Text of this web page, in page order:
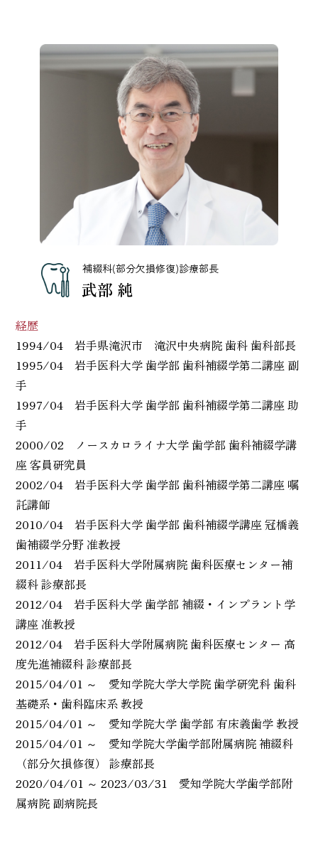
補綴科(部分欠損修復)診療部長
武部 純
経歴
1994/04 岩手県滝沢市 滝沢中央病院 歯科 歯科部長
1995/04 岩手医科大学 歯学部 歯科補綴学第二講座 副
手
1997/04 岩手医科大学 歯学部 歯科補綴学第二講座 助
手
2000/02 ノースカロライナ大学 歯学部 歯科補綴学講
座 客員研究員
2002/04 岩手医科大学 歯学部 歯科補綴学第二講座 嘱
託講師
2010/04 岩手医科大学 歯学部 歯科補綴学講座 冠橋義
歯補綴学分野 准教授
2011/04 岩手医科大学附属病院 歯科医療センター補
綴科 診療部長
2012/04 岩手医科大学 歯学部 補綴・インプラント学
講座 准教授
2012/04 岩手医科大学附属病院 歯科医療センター 高
度先進補綴科 診療部長
2015/04/01 ～ 愛知学院大学大学院 歯学研究科 歯科
基礎系・歯科臨床系 教授
2015/04/01 ～ 愛知学院大学 歯学部 有床義歯学 教授
2015/04/01 ～ 愛知学院大学歯学部附属病院 補綴科
（部分欠損修復） 診療部長
2020/04/01 ～ 2023/03/31 愛知学院大学歯学部附
属病院 副病院長